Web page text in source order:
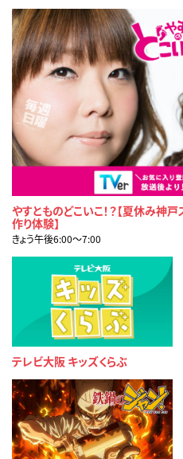
やすとものどこいこ！？【夏休み神
作り体験】
きょう午後6:00〜7:00
テレビ大阪 キッズくらぶ